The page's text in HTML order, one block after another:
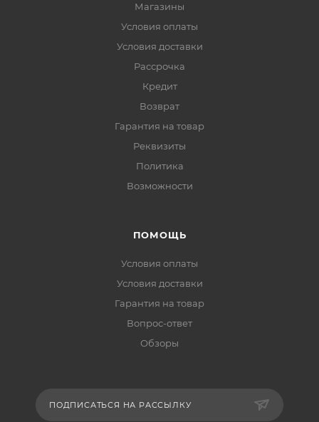
Магазины
Условия оплаты
Условия доставки
Рассрочка
Кредит
Возврат
Гарантия на товар
Реквизиты
Политика
Возможности
ПОМОЩЬ
Условия оплаты
Условия доставки
Гарантия на товар
Вопрос-ответ
Обзоры
ПОДПИСАТЬСЯ НА РАССЫЛКУ